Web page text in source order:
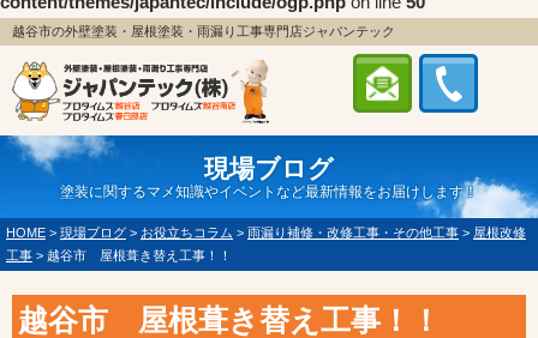
越谷市の外壁塗装・屋根塗装・雨漏り工事専門店ジャパンテック
現場ブログ
塗装に関するマメ知識やイベントなど最新情報をお届けします！
HOME > 現場ブログ > お役立ちコラム > 雨漏り補修・改修工事・その他工事 > 屋根改修
工事 > 越谷市 屋根葺き替え工事！！
越谷市 屋根葺き替え工事！！